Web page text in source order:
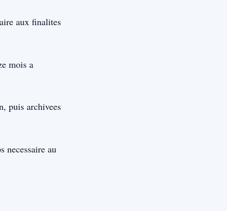
aux finalites
mois a
puis archivees
necessaire au